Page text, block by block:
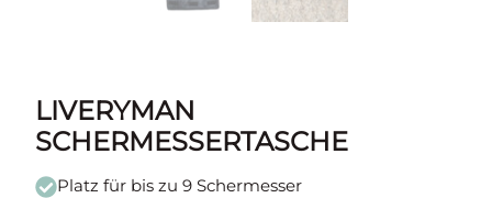
LIVERYMAN
SCHERMESSERTASCHE
Platz für bis zu 9 Schermesser